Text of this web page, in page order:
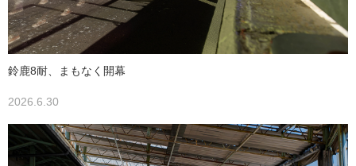
鈴鹿8耐、まもなく開幕
2026.6.30